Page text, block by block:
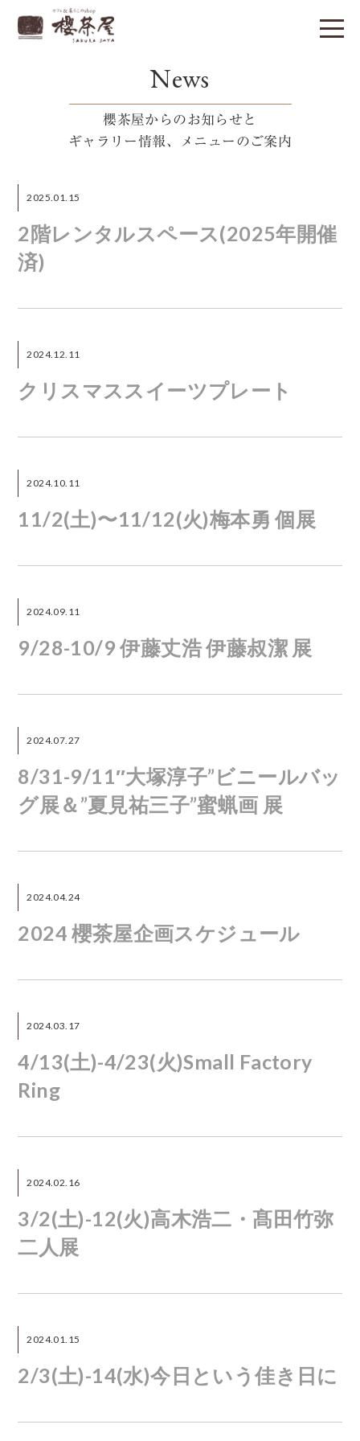
News
櫻茶屋からのお知らせと
ギャラリー情報、メニューのご案内
2025.01.15
2階レンタルスペース(2025年開催
済)
2024.12.11
クリスマススイーツプレート
2024.10.11
11/2(土)〜11/12(火)梅本勇 個展
2024.09.11
9/28-10/9 伊藤丈浩 伊藤叔潔 展
2024.07.27
8/31-9/11″大塚淳子”ビニールバッ
グ展＆”夏見祐三子”蜜蝋画 展
2024.04.24
2024 櫻茶屋企画スケジュール
2024.03.17
4/13(土)-4/23(火)Small Factory
Ring
2024.02.16
3/2(土)-12(火)高木浩二・髙田竹弥
二人展
2024.01.15
2/3(土)-14(水)今日という佳き日に